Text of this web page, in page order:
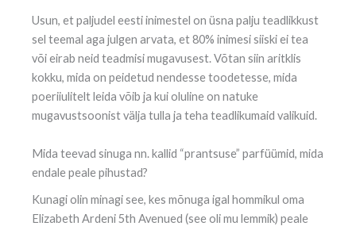
Usun, et paljudel eesti inimestel on üsna palju teadlikkust
sel teemal aga julgen arvata, et 80% inimesi siiski ei tea
või eirab neid teadmisi mugavusest. Võtan siin aritklis
kokku, mida on peidetud nendesse toodetesse, mida
poeriiulitelt leida võib ja kui oluline on natuke
mugavustsoonist välja tulla ja teha teadlikumaid valikuid.
Mida teevad sinuga nn. kallid “prantsuse” parfüümid, mida
endale peale pihustad?
Kunagi olin minagi see, kes mõnuga igal hommikul oma
Elizabeth Ardeni 5th Avenued (see oli mu lemmik) peale